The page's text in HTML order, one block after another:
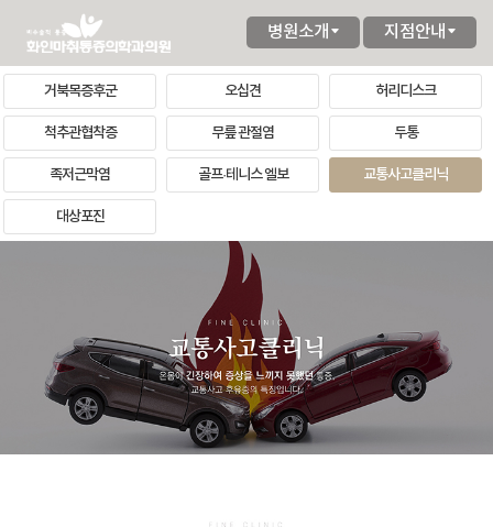
병원소개 지점안내
거북목증후군 오십견 허리디스크
척추관협착증 무릎 관절염 두통
족저근막염 골프·테니스 엘보 교통사고클리닉
대상포진